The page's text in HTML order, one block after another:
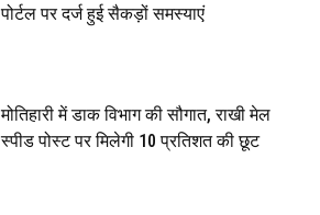
पोर्टल पर दर्ज हुई सैकड़ों समस्याएं
मोतिहारी में डाक विभाग की सौगात, राखी मेल
स्पीड पोस्ट पर मिलेगी 10 प्रतिशत की छूट